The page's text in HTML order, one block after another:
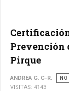
Prevención
Pirque
ANDREA G. C-R.
VISITAS: 4143